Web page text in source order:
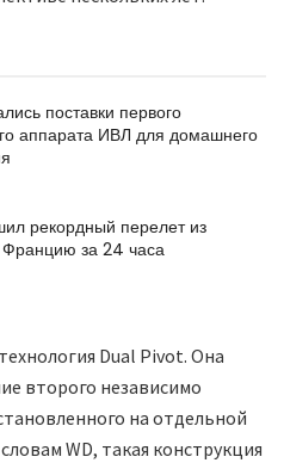
поставки первого
аппарата ИВЛ для домашнего
рекордный перелет из
Францию за 24 часа
Dual Pivot. Она
второго независимо
на отдельной
WD, такая конструкция